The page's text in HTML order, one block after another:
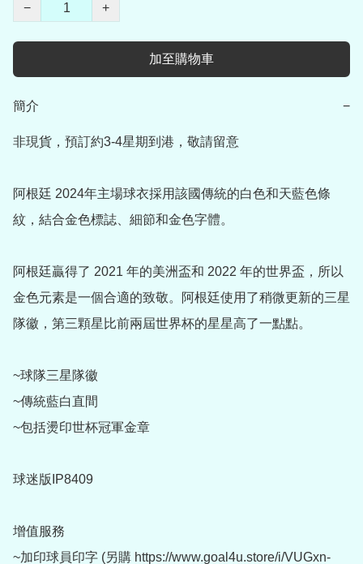
−
+
加至購物車
簡介 −
非現貨，預訂約3-4星期到港，敬請留意
阿根廷 2024年主場球衣採用該國傳統的白色和天藍色條
紋，結合金色標誌、細節和金色字體。
阿根廷贏得了 2021 年的美洲盃和 2022 年的世界盃，所以
金色元素是一個合適的致敬。阿根廷使用了稍微更新的三星
隊徽，第三顆星比前兩屆世界杯的星星高了一點點。
~球隊三星隊徽
~傳統藍白直間
~包括燙印世杯冠軍金章
球迷版IP8409
增值服務
~加印球員印字 (另購 https://www.goal4u.store/i/VUGxn-